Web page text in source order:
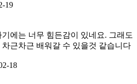
19
에는 너무 힘든감이 있네요. 그래도
근차근 배워갈 수 있을것 같습니다
18